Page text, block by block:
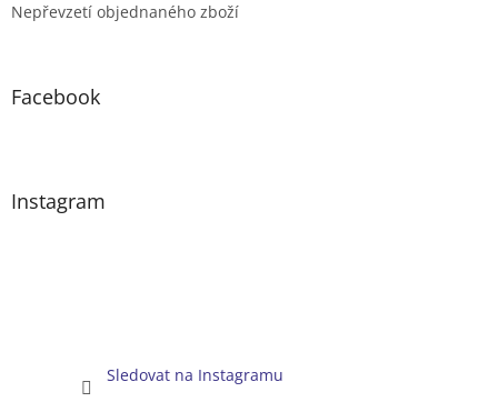
Nepřevzetí objednaného zboží
Facebook
Instagram
Sledovat na Instagramu